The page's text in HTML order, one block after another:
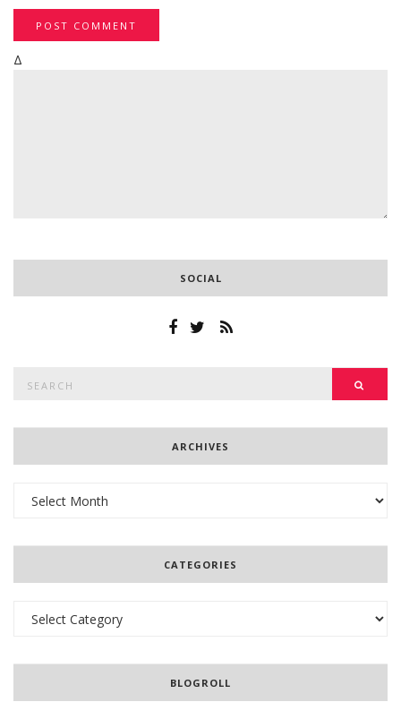
Δ
SOCIAL
for:
ARCHIVES
CATEGORIES
BLOGROLL